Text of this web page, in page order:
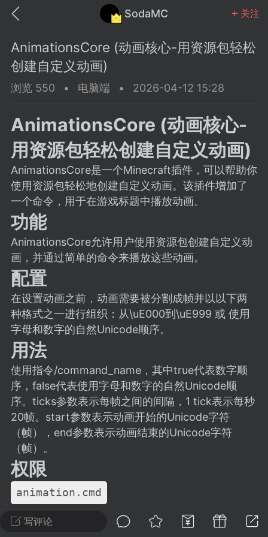
SodaMC 关注
中文社区 SodaMC
教程 材质 社区
潮涌核心
永久赞助者
11-27 02:06
电脑端 社区规则
议贴】SodaMC 的改进与建议 🧃
社区的建议&反馈板块，欢迎每
在这里畅所欲言，提出你对 社区功能、
、管理方式等方面 的任何想法！...
11 6k
潮涌核心
永久赞助者
24 23:37
电脑端 整合包分享
主页反馈贴
反馈你遇到的问题 以及 你期望的功能等
不方便可尝试通过邮箱与作者进行反馈
写评论
AnimationsCore (动画核心-用资源包轻松
创建自定义动画)
浏览 550 • 电脑端 • 2026-04-12 15:28
AnimationsCore (动画核心-
用资源包轻松创建自定义动画)
AnimationsCore是一个Minecraft插件，可以帮助你
使用资源包轻松地创建自定义动画。该插件增加了
一个命令，用于在游戏标题中播放动画。
功能
AnimationsCore允许用户使用资源包创建自定义动
画，并通过简单的命令来播放这些动画。
配置
在设置动画之前，动画需要被分割成帧并以以下两
种格式之一进行组织：从\uE000到\uE999 或 使用
字母和数字的自然Unicode顺序。
用法
使用指令/command_name，其中true代表数字顺
序，false代表使用字母和数字的自然Unicode顺
序。ticks参数表示每帧之间的间隔，1 tick表示每秒
20帧。start参数表示动画开始的Unicode字符
（帧），end参数表示动画结束的Unicode字符
（帧）。
权限
animation.cmd
例子